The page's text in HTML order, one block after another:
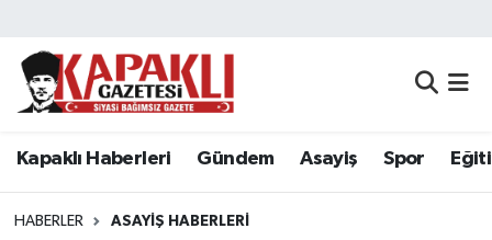
Kapaklı Haberleri Gündem Asayiş Spor
HABERLER ASAYIŞ HABERLERI
Kapaklı Haberleri
Asayiş
Tekirdağ Nöbetçi Eczaneler
Tekirdağ Namaz Vakitleri